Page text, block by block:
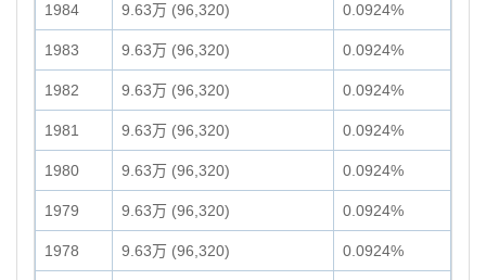
1984 9.63万 (96,320) 0.0924%
1983 9.63万 (96,320) 0.0924%
1982 9.63万 (96,320) 0.0924%
1981 9.63万 (96,320) 0.0924%
1980 9.63万 (96,320) 0.0924%
1979 9.63万 (96,320) 0.0924%
1978 9.63万 (96,320) 0.0924%